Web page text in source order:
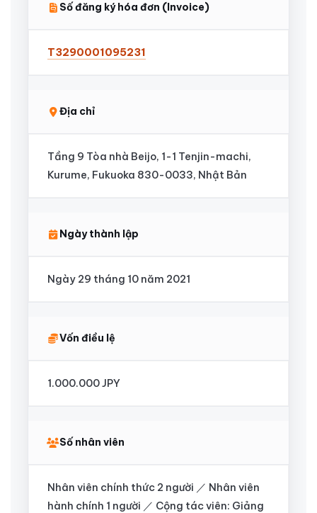
Số đăng ký hóa đơn (Invoice)
T3290001095231
Địa chỉ
Tầng 9 Tòa nhà Beijo, 1-1 Tenjin-machi,
Kurume, Fukuoka 830-0033, Nhật Bản
Ngày thành lập
Ngày 29 tháng 10 năm 2021
Vốn điều lệ
1.000.000 JPY
Số nhân viên
Nhân viên chính thức 2 người ／ Nhân viên
hành chính 1 người ／ Cộng tác viên: Giảng